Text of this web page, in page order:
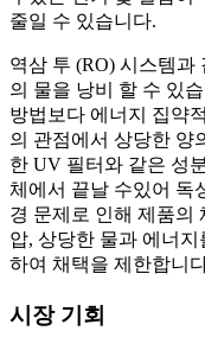
줄일 수 있습니다.
역삼 투 (RO) 시스템과
의 물을 낭비 할 수 있
방법보다 에너지 집약
의 관점에서 상당한 양
한 UV 필터와 같은 성
체에서 끝날 수있어 독
경 문제로 인해 제품의
압, 상당한 물과 에너
하여 채택을 제한합니
시장 기회